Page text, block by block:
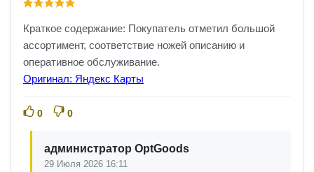
Краткое содержание: Покупатель отметил большой
ассортимент, соответствие ножей описанию и
оперативное обслуживание.
Оригинал: Яндекс Карты
0 0
администратор OptGoods
29 Июля 2026 16:11